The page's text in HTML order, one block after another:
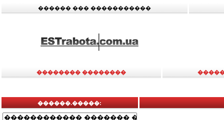
������ ��� �����������
�������� ��������
������.�����: